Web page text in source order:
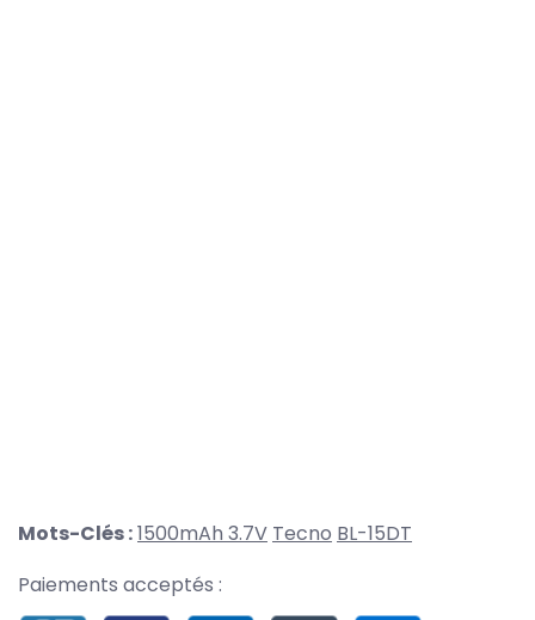
Mots-Clés :1500mAh 3.7V Tecno BL-15DT
Paiements acceptés :